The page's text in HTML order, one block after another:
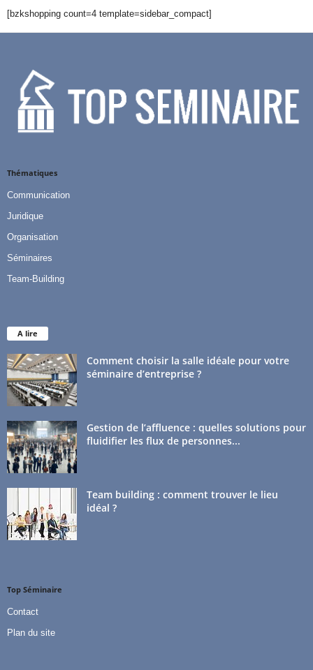
[bzkshopping count=4 template=sidebar_compact]
Thématiques
Communication
Juridique
Organisation
Séminaires
Team-Building
A lire
Comment choisir la salle idéale pour votre
séminaire d’entreprise ?
Gestion de l’affluence : quelles solutions pour
fluidifier les flux de personnes...
Team building : comment trouver le lieu
idéal ?
Top Séminaire
Contact
Plan du site